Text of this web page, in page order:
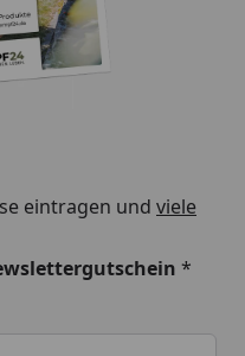
eintragen und viele
*